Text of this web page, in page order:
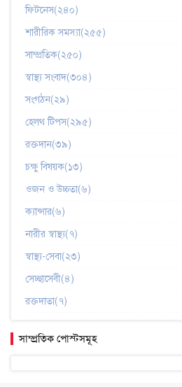
ফিটনেস(২৪০)
শারীরিক সমস্যা(২৫৫)
সাম্প্রতিক(২৫০)
স্বাস্থ্য সংবাদ(৩০৪)
সংগঠন(২৯)
হেলথ টিপস(২৯৫)
রক্তদান(৩৯)
চক্ষু বিষয়ক(১৩)
ওজন ও উচ্চতা(৬)
ক্যান্সার(৬)
নারীর স্বাস্থ্য(৭)
স্বাস্থ্য-সেবা(২৩)
সেচ্ছাসেবী(৪)
রক্তদাতা(৭)
সাম্প্রতিক পোস্টসমূহ